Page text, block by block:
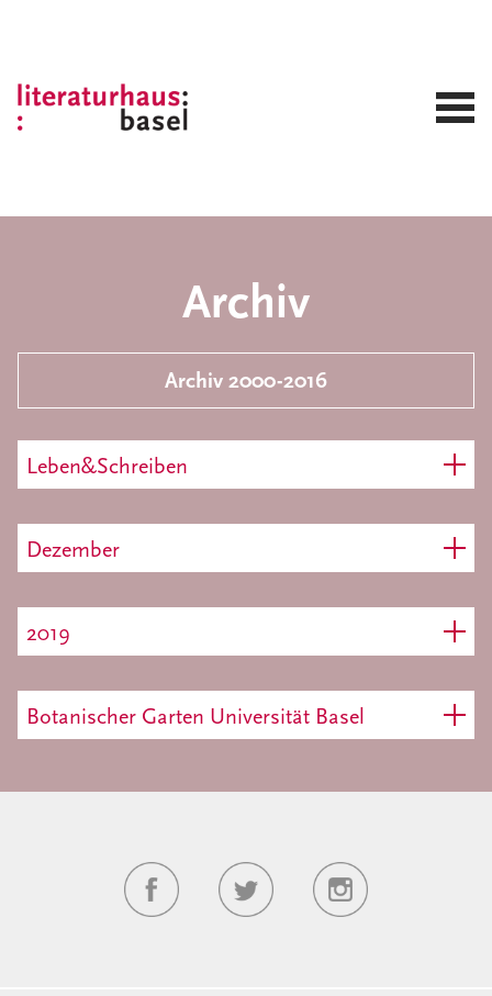
Archiv
Archiv 2000-2016
Leben&Schreiben
Dezember
2019
Botanischer Garten Universität Basel